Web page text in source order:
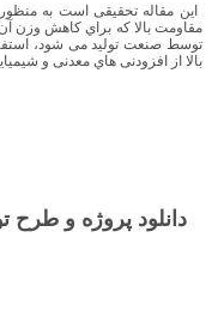
این مقاله تحقیقی است به
مقاومت بالا که براي کاهش وزن
توسط صنعت تولید می شود،
بالا از افزودنی هاي معدنی و